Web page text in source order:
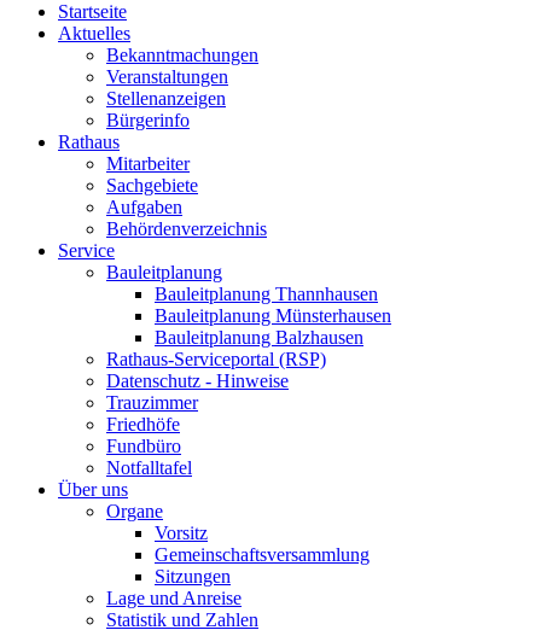
Startseite
Aktuelles
Bekanntmachungen
Veranstaltungen
Stellenanzeigen
Bürgerinfo
Rathaus
Mitarbeiter
Sachgebiete
Aufgaben
Behördenverzeichnis
Service
Bauleitplanung
Bauleitplanung Thannhausen
Bauleitplanung Münsterhausen
Bauleitplanung Balzhausen
Rathaus-Serviceportal (RSP)
Datenschutz - Hinweise
Trauzimmer
Friedhöfe
Fundbüro
Notfalltafel
Über uns
Organe
Vorsitz
Gemeinschaftsversammlung
Sitzungen
Lage und Anreise
Statistik und Zahlen